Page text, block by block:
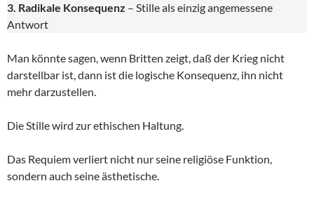
3. Radikale Konsequenz – Stille als einzig angemessene
Antwort
Man könnte sagen, wenn Britten zeigt, daß der Krieg nicht
darstellbar ist, dann ist die logische Konsequenz, ihn nicht
mehr darzustellen.
Die Stille wird zur ethischen Haltung.
Das Requiem verliert nicht nur seine religiöse Funktion,
sondern auch seine ästhetische.